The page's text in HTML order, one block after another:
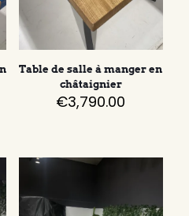
Table de salle à manger en
châtaignier
€3,790.00